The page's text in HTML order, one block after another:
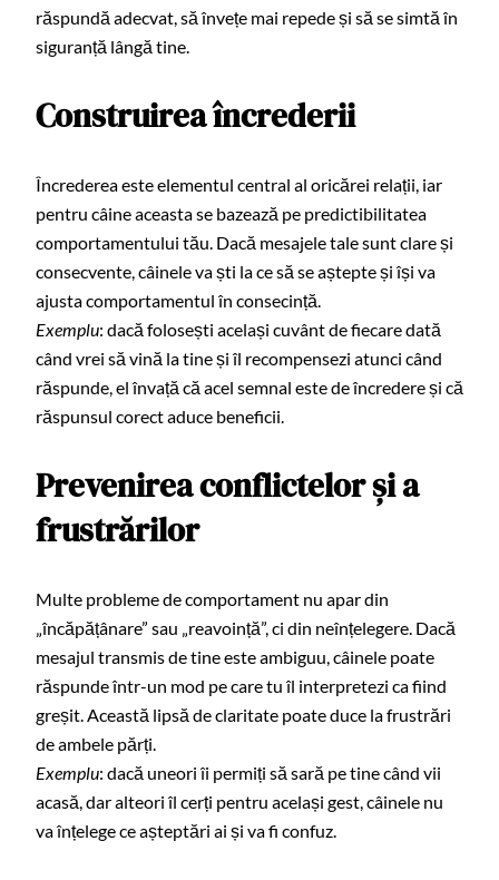
răspundă adecvat, să învețe mai repede și să se simtă în
siguranță lângă tine.
Construirea încrederii
Încrederea este elementul central al oricărei relații, iar
pentru câine aceasta se bazează pe predictibilitatea
comportamentului tău. Dacă mesajele tale sunt clare și
consecvente, câinele va ști la ce să se aștepte și își va
ajusta comportamentul în consecință.
Exemplu: dacă folosești același cuvânt de fiecare dată
când vrei să vină la tine și îl recompensezi atunci când
răspunde, el învață că acel semnal este de încredere și că
răspunsul corect aduce beneficii.
Prevenirea conflictelor și a
frustrărilor
Multe probleme de comportament nu apar din
„încăpățânare” sau „reavoință”, ci din neînțelegere. Dacă
mesajul transmis de tine este ambiguu, câinele poate
răspunde într-un mod pe care tu îl interpretezi ca fiind
greșit. Această lipsă de claritate poate duce la frustrări
de ambele părți.
Exemplu: dacă uneori îi permiți să sară pe tine când vii
acasă, dar alteori îl cerți pentru același gest, câinele nu
va înțelege ce așteptări ai și va fi confuz.